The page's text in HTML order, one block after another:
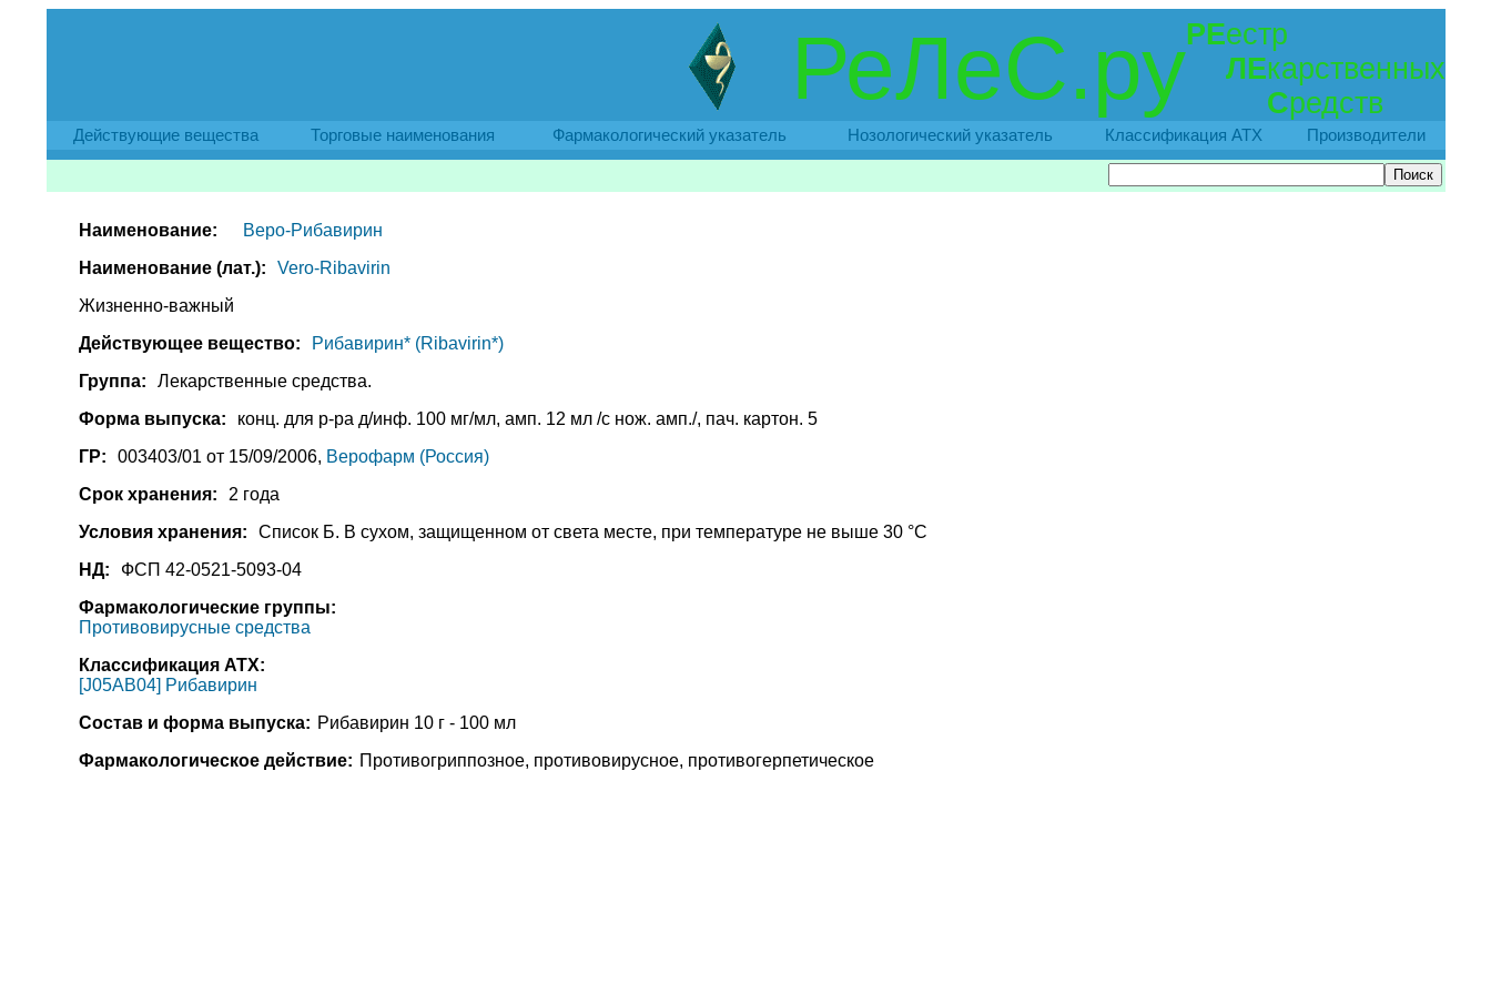
РеЛеС.руРЕестр
ЛЕкарственных
Средств
Действующие вещества Торговые наименования Фармакологический указатель Нозологический указатель Классификация АТХ Производители
Наименование:
Веро-Рибавирин
Наименование (лат.):
Vero-Ribavirin
Жизненно-важный
Действующее вещество:
Рибавирин* (Ribavirin*)
Группа:
Лекарственные средства.
Форма выпуска:
конц. для р-ра д/инф. 100 мг/мл, амп. 12 мл /с нож. амп./, пач. картон. 5
ГР:
003403/01 от 15/09/2006, Верофарм (Россия)
Срок хранения:
2 года
Условия хранения:
Список Б. В сухом, защищенном от света месте, при температуре не выше 30 °C
НД:
ФСП 42-0521-5093-04
Фармакологические группы:
Противовирусные средства
Классификация АТХ:
[J05AB04] Рибавирин
Состав и форма выпуска: Рибавирин 10 г - 100 мл
Фармакологическое действие: Противогриппозное, противовирусное, противогерпетическое